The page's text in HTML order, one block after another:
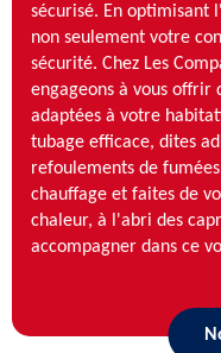
sécurisé. En optimisant
non seulement votre
sécurité. Chez Les
engageons à vous offrir
adaptées à votre
tubage efficace, dites
refoulements de
chauffage et faites de
chaleur, à l'abri des
accompagner dans ce